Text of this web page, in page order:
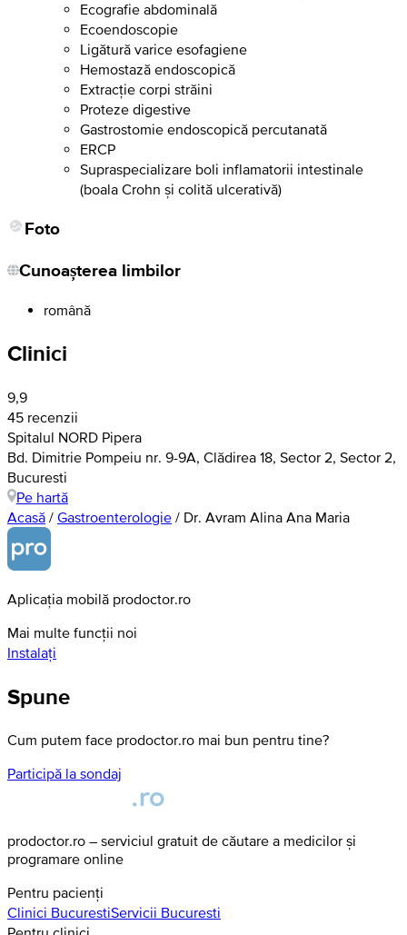
Ecografie abdominală
Ecoendoscopie
Ligătură varice esofagiene
Hemostază endoscopică
Extracție corpi străini
Proteze digestive
Gastrostomie endoscopică percutanată
ERCP
Supraspecializare boli inflamatorii intestinale
(boala Crohn și colită ulcerativă)
Foto
Cunoașterea limbilor
română
Clinici
9,9
45 recenzii
Spitalul NORD Pipera
Bd. Dimitrie Pompeiu nr. 9-9A, Clădirea 18, Sector 2, Sector 2,
Bucuresti
Pe hartă
Acasă / Gastroenterologie / Dr. Avram Alina Ana Maria
Aplicația mobilă prodoctor.ro
Mai multe funcții noi
Instalați
Spune
Cum putem face prodoctor.ro mai bun pentru tine?
Participă la sondaj
prodoctor.ro – serviciul gratuit de căutare a medicilor și
programare online
Pentru pacienți
Clinici BucurestiServicii Bucuresti